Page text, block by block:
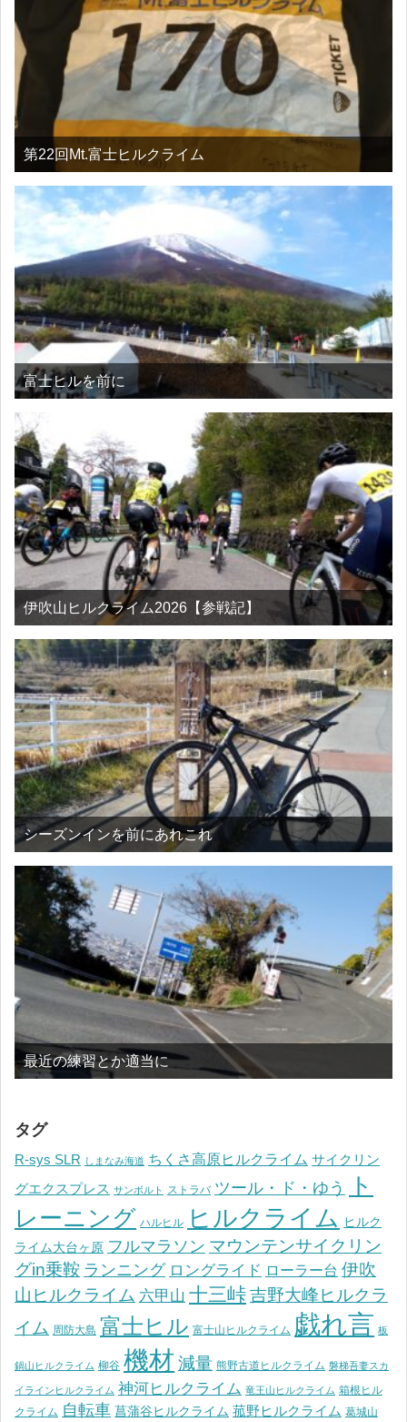
第22回Mt.富士ヒルクライム
富士ヒルを前に
伊吹山ヒルクライム2026【参戦記】
シーズンインを前にあれこれ
最近の練習とか適当に
タグ
R-sys SLR しまなみ海道 ちくさ高原ヒルクライム サイクリン
グエクスプレス サンボルト ストラバ ツール・ド・ゆう
ト
レーニング ハルヒル ヒルクライム ヒルク
ライム大台ヶ原 フルマラソン マウンテンサイクリン
グin乗鞍 ランニング ロングライド ローラー台 伊吹
山ヒルクライム 六甲山 十三峠吉野大峰ヒルクラ
イム 周防大島 富士ヒル 富士山ヒルクライム 戯れ言 板
鍋山ヒルクライム 柳谷 機材 減量 熊野古道ヒルクライム 磐梯吾妻スカ
イラインヒルクライム 神河ヒルクライム 竜王山ヒルクライム 箱根ヒル
クライム 自転車 菖蒲谷ヒルクライム 菰野ヒルクライム 葛城山